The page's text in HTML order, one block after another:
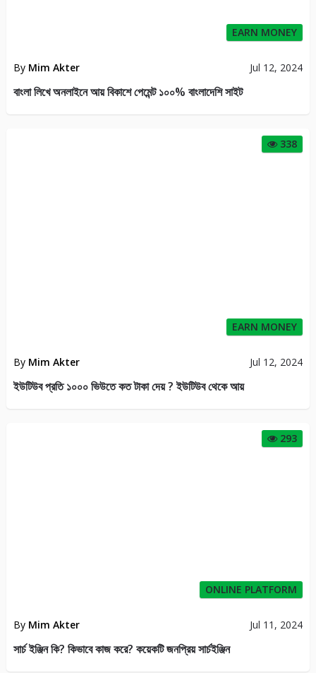
EARN MONEY
By Mim Akter Jul 12, 2024
বাংলা লিখে অনলাইনে আয় বিকাশে পেমেন্ট ১০০% বাংলাদেশি সাইট
338
EARN MONEY
By Mim Akter Jul 12, 2024
ইউটিউব প্রতি ১০০০ ভিউতে কত টাকা দেয় ? ইউটিউব থেকে আয়
293
ONLINE PLATFORM
By Mim Akter Jul 11, 2024
সার্চ ইঞ্জিন কি? কিভাবে কাজ করে? কয়েকটি জনপ্রিয় সার্চইঞ্জিন